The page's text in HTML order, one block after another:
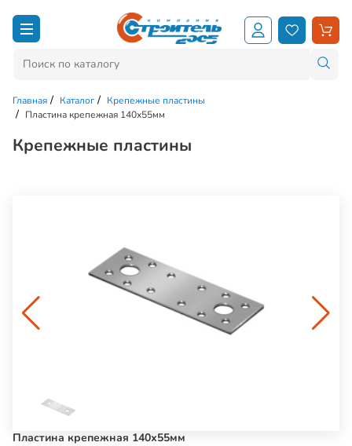
Главная Каталог
Крепежные пластины
Пластина крепежная 140х55мм
Крепежные пластины
Пластина крепежная 140х55мм